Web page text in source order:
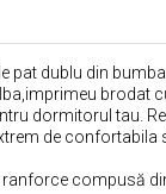
pat dublu din
brodat
dormitorul tau.
de confortabila
ranforce compusă